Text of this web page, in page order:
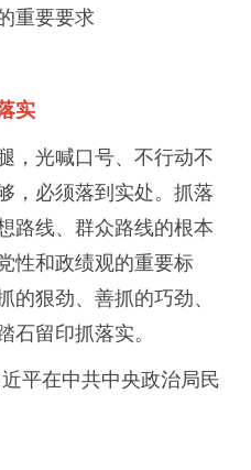
重要要求
实
，光喊口号、不行动不
，必须落到实处。抓落
路线、群众路线的根本
性和政绩观的重要标
狠劲、善抓的巧劲、
留印抓落实。
平在中共中央政治局民